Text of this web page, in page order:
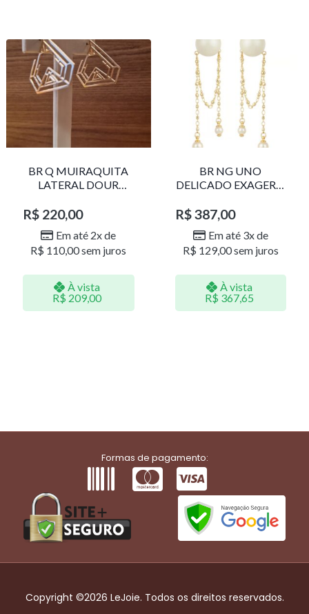
BR Q MUIRAQUITA
LATERAL DOUR
R$ 220,00
Em até 2x de
R$ 110,00sem juros
À vista
R$ 209,00
BR NG UNO
DELICADO EXAGERO
R$387,00
Em até 3x de
R$ 129,00sem juros
À vista
R$ 367,65
Formas de pagamento:
Copyright ©2026 LeJoie. Todos os direitos reservados.